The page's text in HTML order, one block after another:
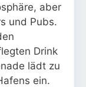
aber
und Pubs.
Drink
lädt zu
ein.